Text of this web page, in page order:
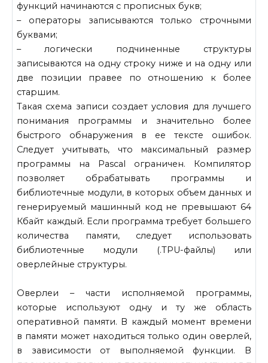
функций начинаются с прописных букв;
– операторы записываются только строчными
буквами;
– логически подчиненные структуры
записываются на одну строку ниже и на одну или
две позиции правее по отношению к более
старшим.
Такая схема записи создает условия для лучшего
понимания программы и значительно более
быстрого обнаружения в ее тексте ошибок.
Следует учитывать, что максимальный размер
программы на Pascal ограничен. Компилятор
позволяет обрабатывать программы и
библиотечные модули, в которых объем данных и
генерируемый машинный код не превышают 64
Кбайт каждый. Если программа требует большего
количества памяти, следует использовать
библиотечные модули (.TPU-файлы) или
оверлейные структуры.
Оверлеи – части исполняемой программы,
которые используют одну и ту же область
оперативной памяти. В каждый момент времени
в памяти может находиться только один оверлей,
в зависимости от выполняемой функции. В